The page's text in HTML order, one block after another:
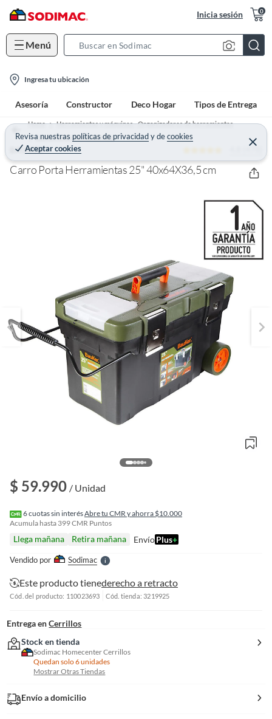
Inicia sesión 0
Menú
c
h
B
r
a
o
Ingresa tu ubicación
Asesoría Constructor Deco Hogar Tipos de Entrega
Revisa nuestras políticas de privacidadydecookies
Aceptar cookies
C
e
r
a
r
Home
Herramientas y máquinas - Organizadores de herramientas
Carro Porta Herramientas
BAUKER 4.8 (478)
Carro Porta Herramientas 25" 40x64X36,5 cm
$ 59.990 / Unidad
6cuotas sin interésAbre tu CMR y ahorra $10.000
Acumula hasta 399CMR Puntos
Llega mañana Retira mañana EnvíoPlus+
Vendido por SodimacS
l
e
r
n
Este producto tienederecho a retracto
Cód. del producto: 110023693 Cód. tienda: 3219925
Entrega en Cerrillos
Stock en tienda
Sodimac Homecenter Cerrillos
Quedan solo 6 unidades
Mostrar Otras Tiendas
Envío a domicilio